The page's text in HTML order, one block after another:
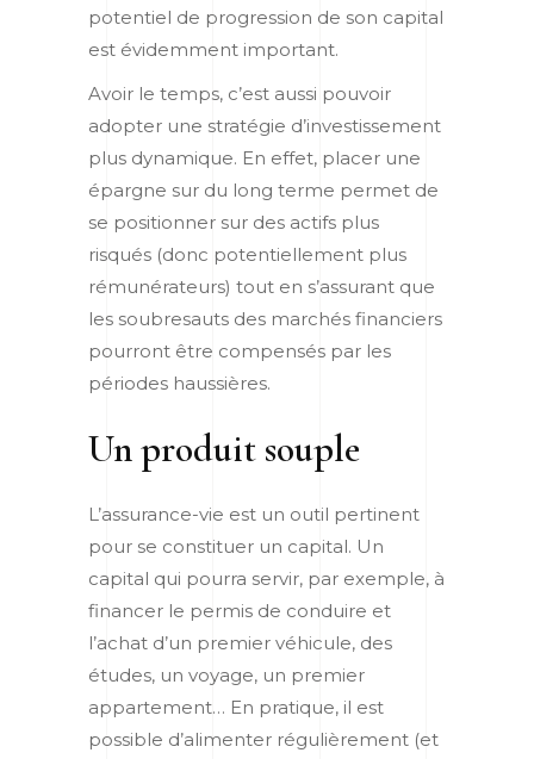
potentiel de progression de son capital
est évidemment important.
Avoir le temps, c’est aussi pouvoir
adopter une stratégie d’investissement
plus dynamique. En effet, placer une
épargne sur du long terme permet de
se positionner sur des actifs plus
risqués (donc potentiellement plus
rémunérateurs) tout en s’assurant que
les soubresauts des marchés financiers
pourront être compensés par les
périodes haussières.
Un produit souple
L’assurance-vie est un outil pertinent
pour se constituer un capital. Un
capital qui pourra servir, par exemple, à
financer le permis de conduire et
l’achat d’un premier véhicule, des
études, un voyage, un premier
appartement… En pratique, il est
possible d’alimenter régulièrement (et